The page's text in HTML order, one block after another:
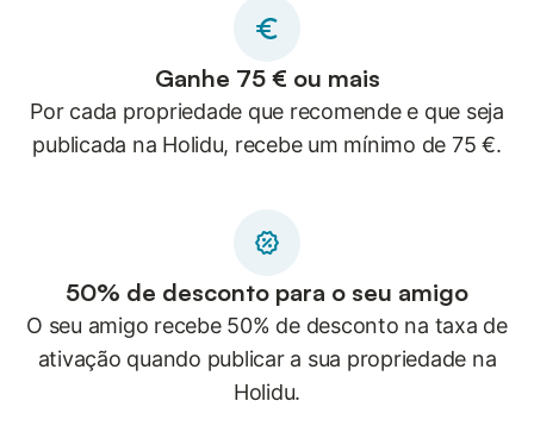
Ganhe 75 € ou mais
Por cada propriedade que recomende e que seja
publicada na Holidu, recebe um mínimo de 75 €.
50% de desconto para o seu amigo
O seu amigo recebe 50% de desconto na taxa de
ativação quando publicar a sua propriedade na
Holidu.